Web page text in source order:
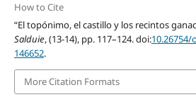
How to Cite
“El topónimo, el castillo y los recintos
Salduie, (13-14), pp. 117–124. doi:10.26754/
146652.
More Citation Formats